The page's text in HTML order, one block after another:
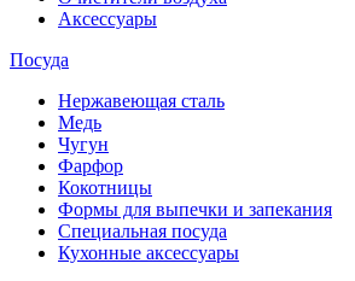
Аксессуары
Посуда
Нержавеющая сталь
Медь
Чугун
Фарфор
Кокотницы
Формы для выпечки и запекания
Специальная посуда
Кухонные аксессуары